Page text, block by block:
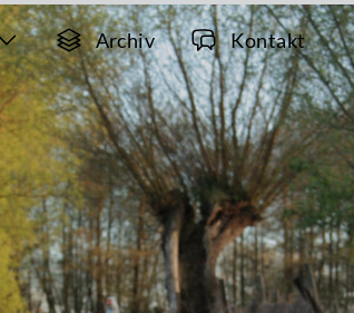
Archiv Kontakt